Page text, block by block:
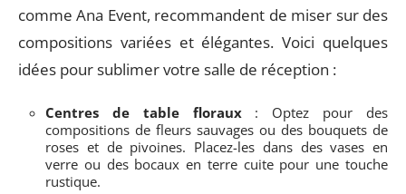
comme Ana Event, recommandent de miser sur des
compositions variées et élégantes. Voici quelques
idées pour sublimer votre salle de réception :
Centres de table floraux: Optez pour des
compositions de fleurs sauvages ou des bouquets de
roses et de pivoines. Placez-les dans des vases en
verre ou des bocaux en terre cuite pour une touche
rustique.